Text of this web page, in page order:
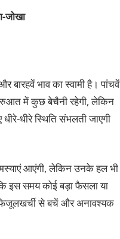
जोखा
भाव का स्वामी है। पांचवें
शुरुआत में कुछ बेचैनी रहेगी, लेकिन
धीरे स्थिति संभलती जाएगी
आएंगी, लेकिन उनके हल भी
इस समय कोई बड़ा फैसला या
से बचें और अनावश्यक